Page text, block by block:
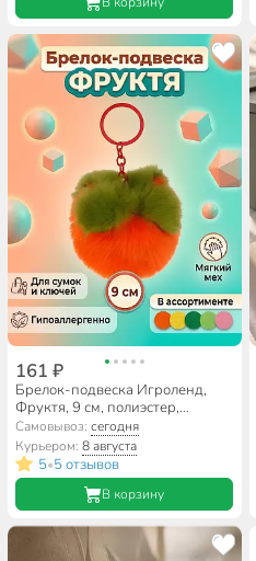
161 ₽
Брелок-подвеска Игроленд,
Фруктя, 9 см, полиэстер,
искусственный мех, 264-578, в
ассортименте
Самовывоз:сегодня
Курьером:8 августа
5•5 отзывов
В корзину